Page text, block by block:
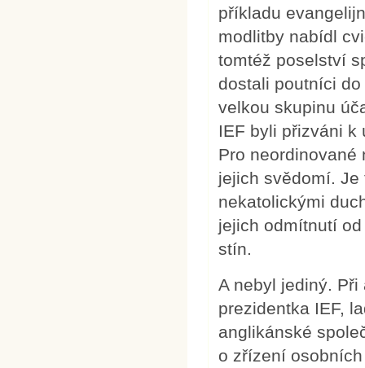
příkladu
modlitby nabídl
tomtéž poselství
dostali poutníci
velkou skupinu
IEF byli přizváni k
Pro neordinované
jejich svědomí.
nekatolickými
jejich odmítnutí
stín.
A nebyl jediný.
prezidentka IEF,
anglikánské
o zřízení